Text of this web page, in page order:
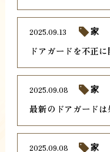
ドアガードを不正
2025.09.13 家
最新のドアガードは
2025.09.08 家
2025.09.08 家